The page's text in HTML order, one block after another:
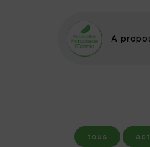
A
tous